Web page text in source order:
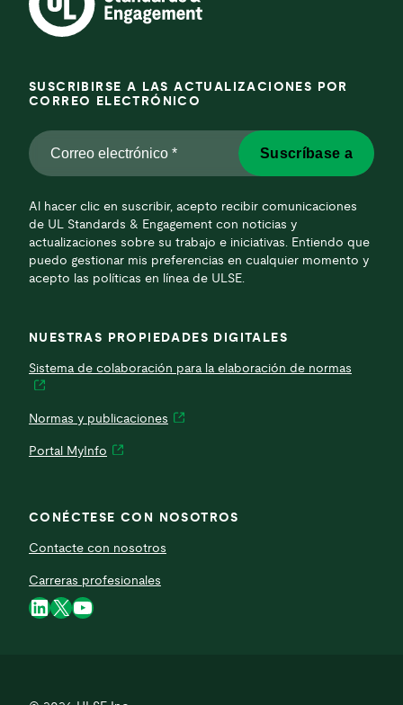
SUSCRIBIRSE A LAS ACTUALIZACIONES POR
CORREO ELECTRÓNICO
Correo
electrónico
Al hacer clic en suscribir, acepto recibir comunicaciones
de UL Standards & Engagement con noticias y
actualizaciones sobre su trabajo e iniciativas. Entiendo que
puedo gestionar mis preferencias en cualquier momento y
acepto las políticas en línea de ULSE.
Suscríbase a
NUESTRAS PROPIEDADES DIGITALES
Sistema de colaboración para la elaboración de normas
Normas y publicaciones
Portal MyInfo
CONÉCTESE CON NOSOTROS
Contacte con nosotros
Carreras profesionales
LinkedIn
X YouTube